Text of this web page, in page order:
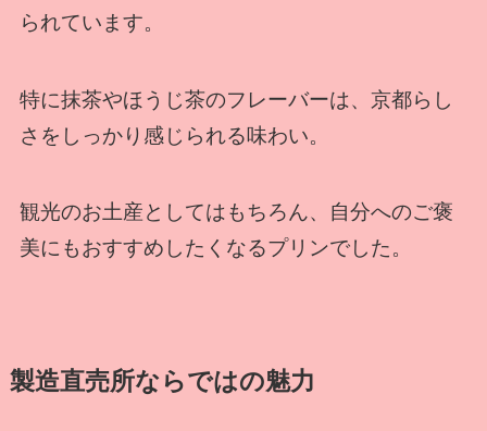
られています。
特に抹茶やほうじ茶のフレーバーは、京都らし
さをしっかり感じられる味わい。
観光のお土産としてはもちろん、自分へのご褒
美にもおすすめしたくなるプリンでした。
製造直売所ならではの魅力